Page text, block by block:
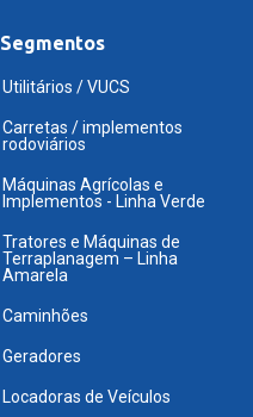
Segmentos
Utilitários / VUCS
Carretas / implementos
rodoviários
Máquinas Agrícolas e
Implementos - Linha Verde
Tratores e Máquinas de
Terraplanagem – Linha
Amarela
Caminhões
Geradores
Locadoras de Veículos